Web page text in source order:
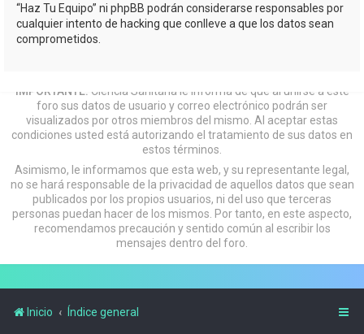
“Haz Tu Equipo” ni phpBB podrán considerarse responsables por
cualquier intento de hacking que conlleve a que los datos sean
comprometidos.
IMPORTANTE: Ciencia Sanitaria le informa de que al unirse a este
foro sus datos de usuario y correo electrónico podrán ser
visualizados por otros miembros del mismo. Al aceptar estas
condiciones usted está autorizando el tratamiento de sus datos en
estos términos.
Asimismo, le informamos que esta web, y su representante legal,
no se hará responsable de la privacidad de aquellos datos que sean
publicados por los propios usuarios, ni del uso que terceras
personas puedan hacer de los mismos. Por tanto, en este aspecto,
recomendamos precaución y sentido común al escribir los
mensajes dentro del foro.
Inicio Índice general